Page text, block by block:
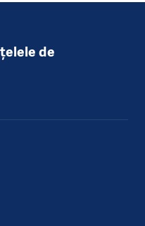
de